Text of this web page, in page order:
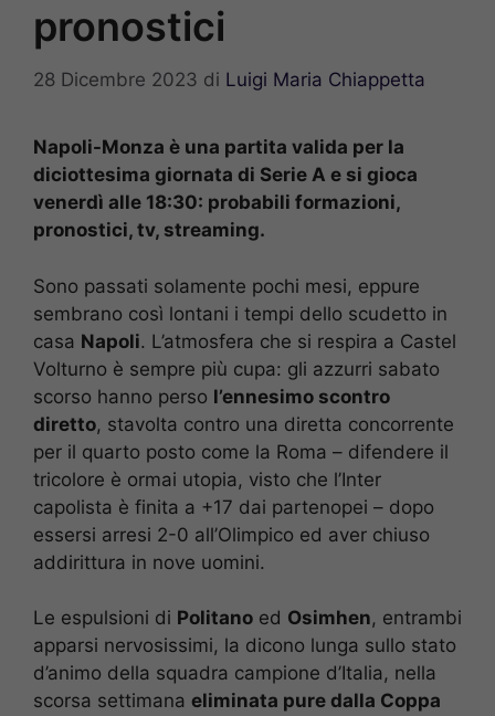
pronostici
28 Dicembre 2023 di Luigi Maria Chiappetta
Napoli-Monza è una partita valida per la
diciottesima giornata di Serie A e si gioca
venerdì alle 18:30: probabili formazioni,
pronostici, tv, streaming.
Sono passati solamente pochi mesi, eppure
sembrano così lontani i tempi dello scudetto in
casa Napoli. L’atmosfera che si respira a Castel
Volturno è sempre più cupa: gli azzurri sabato
scorso hanno perso l’ennesimo scontro
diretto, stavolta contro una diretta concorrente
per il quarto posto come la Roma – difendere il
tricolore è ormai utopia, visto che l’Inter
capolista è finita a +17 dai partenopei – dopo
essersi arresi 2-0 all’Olimpico ed aver chiuso
addirittura in nove uomini.
Le espulsioni di Politano ed Osimhen, entrambi
apparsi nervosissimi, la dicono lunga sullo stato
d’animo della squadra campione d’Italia, nella
scorsa settimana eliminata pure dalla Coppa